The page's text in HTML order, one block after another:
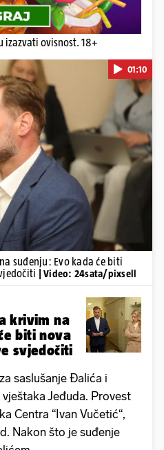
izazvati ovisnost. 18+
videa...
01:10
suđenju: Evo kada će biti
| Video: 24sata/pixsell
krivim na
biti nova
svjedočiti
saslušanje Đalića i
Jeđuda. Provest
Centra ‘‘Ivan Vučetić‘‘,
Nakon što je suđenje